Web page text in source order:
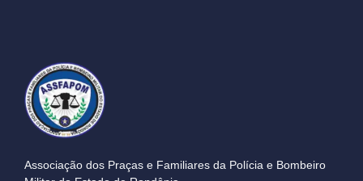
Associação dos Praças e Familiares da Polícia e Bombeiro